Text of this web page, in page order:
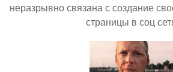
неразрывно связана с создание
страницы в соц